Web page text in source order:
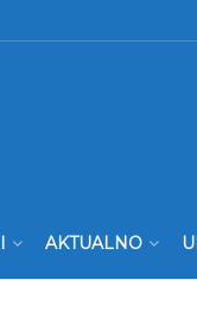
AKTUALNO